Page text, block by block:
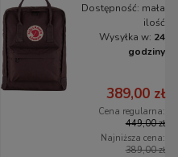
Dostępność: mała
ilość
Wysyłka w: 24
godziny
389,00 zł
Cena regularna:
449,00 zł
Najniższa cena:
389,00 zł